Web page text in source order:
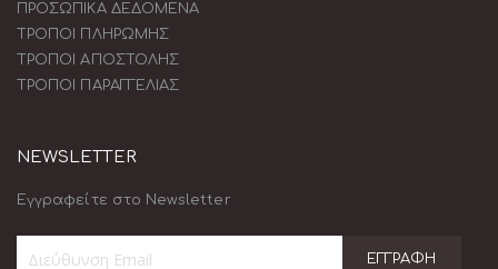
ΠΡΟΣΩΠΙΚΑ ΔΕΔΟΜΕΝΑ
ΤΡΟΠΟΙ ΠΛΗΡΩΜΗΣ
ΤΡΟΠΟΙ ΑΠΟΣΤΟΛΗΣ
ΤΡΟΠΟΙ ΠΑΡΑΓΓΕΛΙΑΣ
NEWSLETTER
Εγγραφείτε στο Newsletter
ΕΓΓΡΑΦΉ